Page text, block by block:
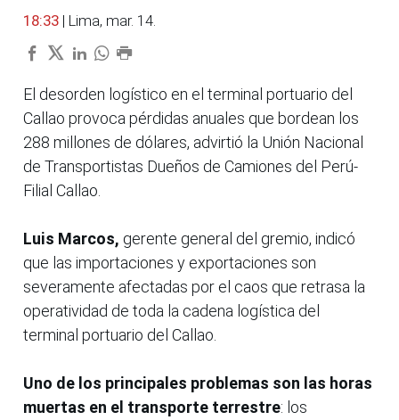
18:33 | Lima, mar. 14.
El desorden logístico en el terminal portuario del
Callao provoca pérdidas anuales que bordean los
288 millones de dólares, advirtió la Unión Nacional
de Transportistas Dueños de Camiones del Perú-
Filial Callao.
Luis Marcos, gerente general del gremio, indicó
que las importaciones y exportaciones son
severamente afectadas por el caos que retrasa la
operatividad de toda la cadena logística del
terminal portuario del Callao.
Uno de los principales problemas son las horas
muertas en el transporte terrestre: los